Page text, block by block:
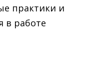
практики и
в работе